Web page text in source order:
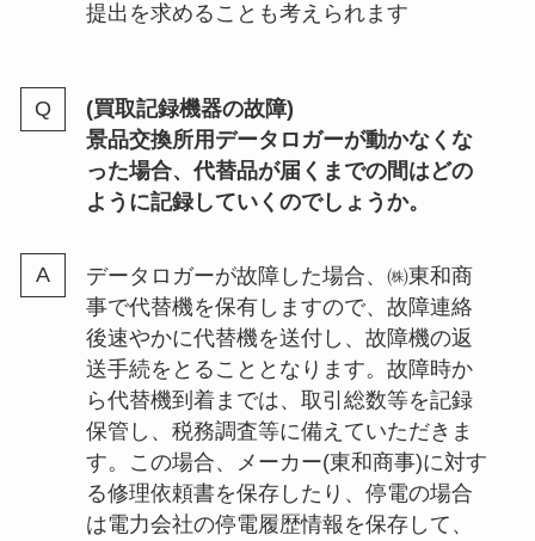
提出を求めることも考えられます
(買取記録機器の故障)
景品交換所用データロガーが動かなくな
った場合、代替品が届くまでの間はどの
ように記録していくのでしょうか。
データロガーが故障した場合、㈱東和商
事で代替機を保有しますので、故障連絡
後速やかに代替機を送付し、故障機の返
送手続をとることとなります。故障時か
ら代替機到着までは、取引総数等を記録
保管し、税務調査等に備えていただきま
す。この場合、メーカー(東和商事)に対す
る修理依頼書を保存したり、停電の場合
は電力会社の停電履歴情報を保存して、